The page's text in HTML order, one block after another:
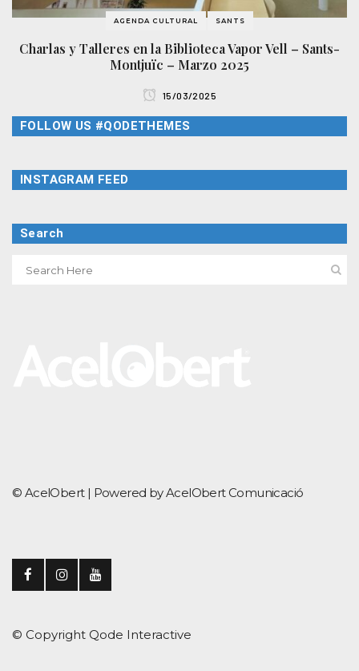
AGENDA CULTURAL SANTS
Charlas y Talleres en la Biblioteca Vapor Vell – Sants-
Montjuïc – Marzo 2025
15/03/2025
FOLLOW US #QODETHEMES
INSTAGRAM FEED
Search
© AcelObert | Powered by AcelObert Comunicació
© Copyright Qode Interactive